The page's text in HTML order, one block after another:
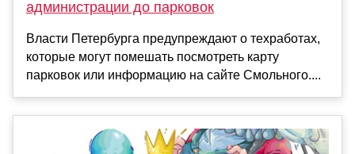
администрации до парковок
Власти Петербурга предупреждают о техработах,
которые могут помешать посмотреть карту
парковок или информацию на сайте Смольного....